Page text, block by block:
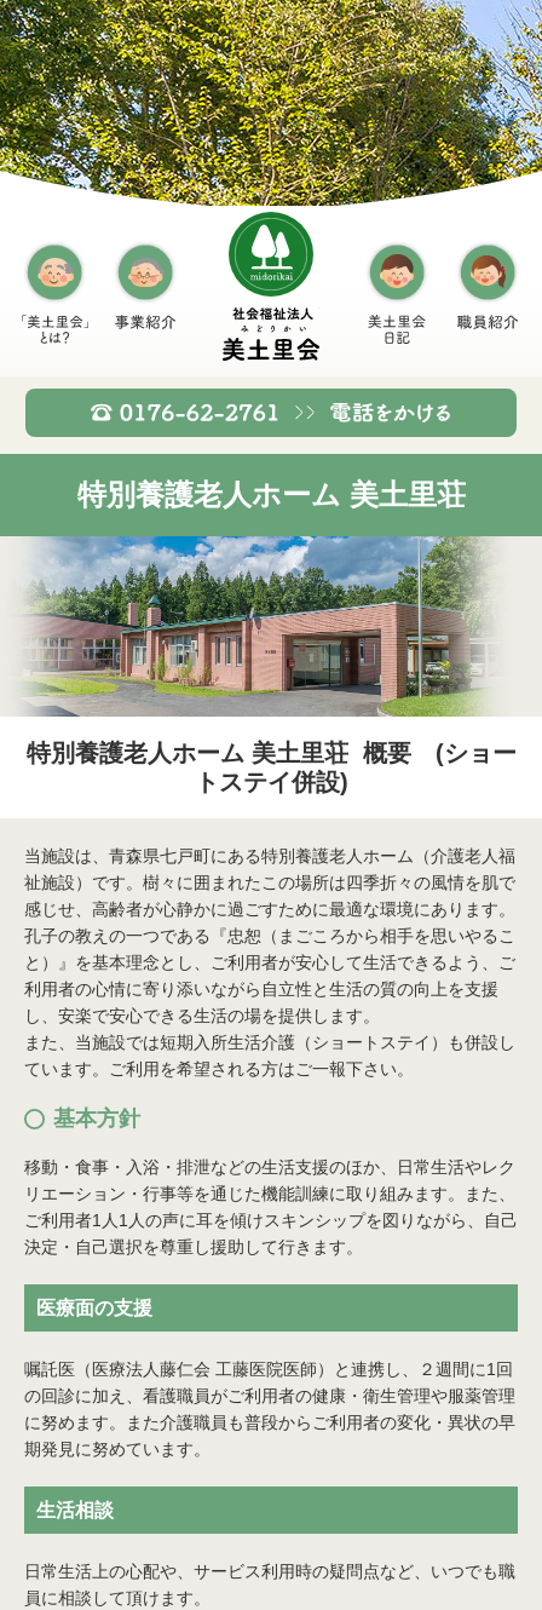
社会福祉法
「美土里会」とは？
事業紹介 美土里会日記
特別養護老人ホーム 美土里荘
特別養護老人ホーム 美土里荘 概要 (ショー
トステイ併設)
当施設は、青森県七戸町にある特別養護老人ホーム（介護老人福
祉施設）です。樹々に囲まれたこの場所は四季折々の風情を肌で
感じせ、高齢者が心静かに過ごすために最適な環境にあります。
孔子の教えの一つである『忠恕（まごころから相手を思いやるこ
と）』を基本理念とし、ご利用者が安心して生活できるよう、ご
利用者の心情に寄り添いながら自立性と生活の質の向上を支援
し、安楽で安心できる生活の場を提供します。
また、当施設では短期入所生活介護（ショートステイ）も併設し
ています。ご利用を希望される方はご一報下さい。
基本方針
移動・食事・入浴・排泄などの生活支援のほか、日常生活やレク
リエーション・行事等を通じた機能訓練に取り組みます。また、
ご利用者1人1人の声に耳を傾けスキンシップを図りながら、自己
決定・自己選択を尊重し援助して行きます。
医療面の支援
嘱託医（医療法人藤仁会 工藤医院医師）と連携し、２週間に1回
の回診に加え、看護職員がご利用者の健康・衛生管理や服薬管理
に努めます。また介護職員も普段からご利用者の変化・異状の早
期発見に努めています。
生活相談
日常生活上の心配や、サービス利用時の疑問点など、いつでも職
員に相談して頂けます。